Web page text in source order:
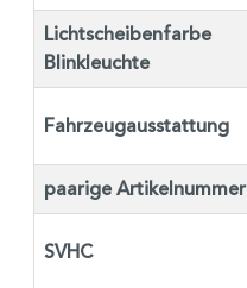
Lichtscheibenfarbe
Blinkleuchte
Fahrzeugausstattung
paarige Artikelnummer
SVHC